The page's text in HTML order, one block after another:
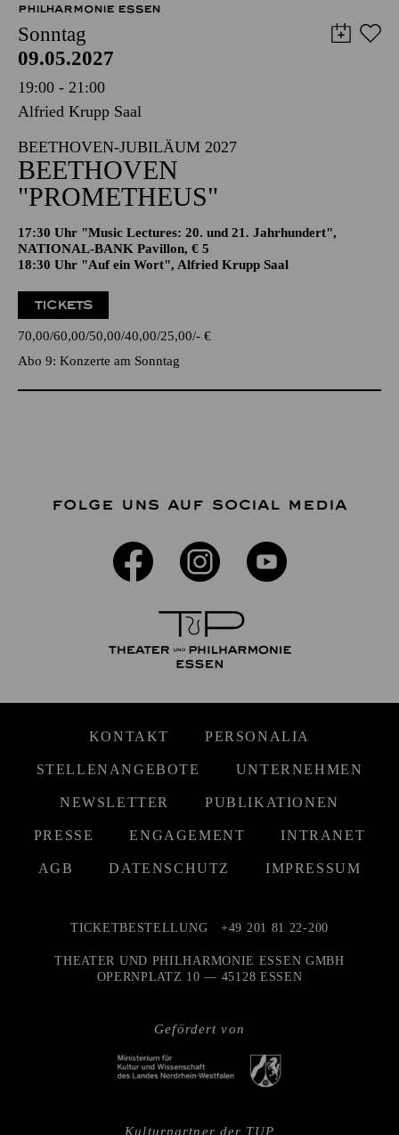
PHILHARMONIE ESSEN
Sonntag
09.05.2027
19:00 - 21:00
Alfried Krupp Saal
BEETHOVEN-JUBILÄUM 2027
BEETHOVEN
"PROMETHEUS"
17:30 Uhr "Music Lectures: 20. und 21. Jahrhundert",
NATIONAL-BANK Pavillon, € 5
18:30 Uhr "Auf ein Wort", Alfried Krupp Saal
TICKETS
70,00 60,00 50,00 40,00 25,00 - €
Abo 9: Konzerte am Sonntag
FOLGE UNS AUF SOCIAL MEDIA
KONTAKT PERSONALIA
STELLENANGEBOTE UNTERNEHMEN
NEWSLETTER PUBLIKATIONEN
PRESSE ENGAGEMENT INTRANET
AGB DATENSCHUTZ IMPRESSUM
Gefördert von
TICKETBESTELLUNG +49 201 81 22-200
THEATER UND PHILHARMONIE ESSEN GMBH
OPERNPLATZ 10 — 45128 ESSEN
Kulturpartner der TUP